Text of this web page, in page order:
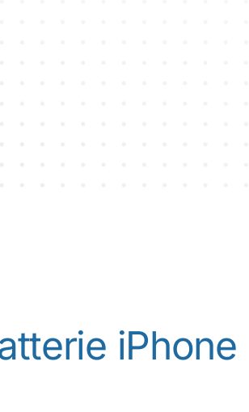
iPhone